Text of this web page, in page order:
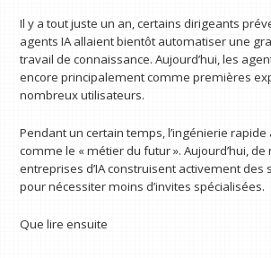
Il y a tout juste un an, certains dirigeants
agents IA allaient bientôt automatiser une
travail de connaissance. Aujourd’hui, les
encore principalement comme premières
nombreux utilisateurs.
Pendant un certain temps, l’ingénierie rapide
comme le « métier du futur ». Aujourd’hui,
entreprises d’IA construisent activement des
pour nécessiter moins d’invites spécialisées.
Que lire ensuite